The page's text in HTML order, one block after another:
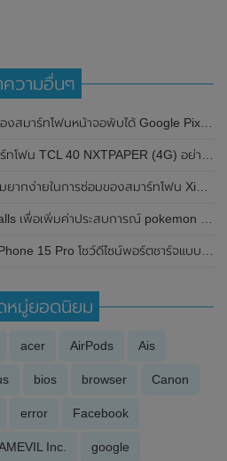
วามอื่นๆ
บได้ Google Pixel Fold คาดเปิดตัวในวันที่ 10 พฤษภาคม 2023 นี้
(4G) อย่างเป็นทางการแล้ว ในราคาเพียง 5,999 บาท
มาร์ทโฟน Xiaomi Mi 11 พบว่าได้คะแนนเกือบกลางๆ 4/10 คะแนน
เพื่อเพิ่มค่าประสบการณ์ pokemon go
Pro โชว์ดีไซน์พอร์ตชาร์จแบบ USB Type-C
หมู่ยอดนิยม
acer AirPods Ais
bios browser Canon
error Facebook
Inc. google